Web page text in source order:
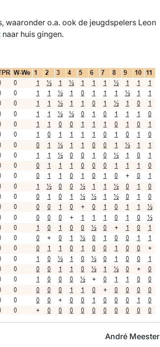
waaronder o.a. ook de jeugdspelers Leon
huis gingen.
André Meester